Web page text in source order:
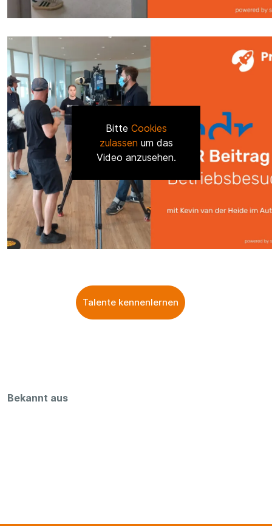
Bitte Cookies
zulassen um das
Video anzusehen.
Talente kennenlernen
Bekannt aus